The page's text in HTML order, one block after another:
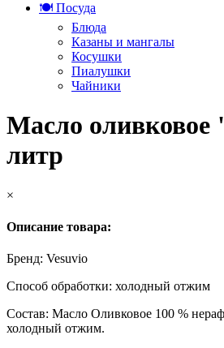
🍽️ Посуда
Блюда
Казаны и мангалы
Косушки
Пиалушки
Чайники
Масло
литр
×
Описание товара:
Бренд: Vesuvio
Способ обработки: холодный отжим
Состав: Масло Оливковое 100 %
холодный отжим.